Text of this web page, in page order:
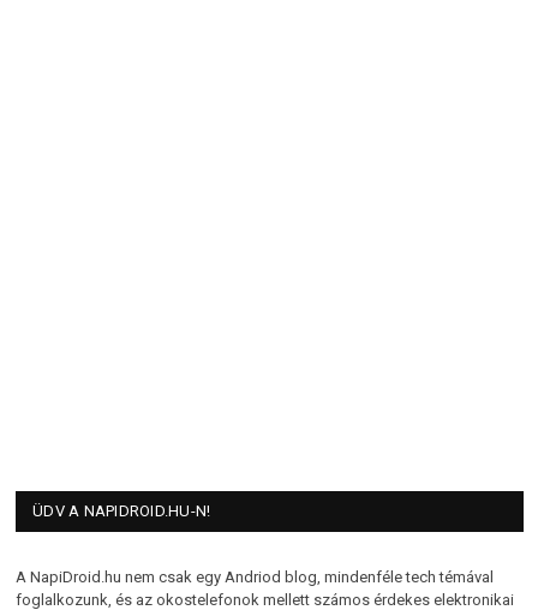
ÜDV A NAPIDROID.HU-N!
A NapiDroid.hu nem csak egy Andriod blog, mindenféle tech témával
foglalkozunk, és az okostelefonok mellett számos érdekes elektronikai